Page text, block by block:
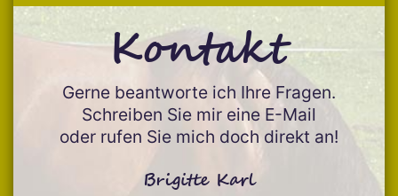
Kontakt
Gerne beantworte ich Ihre Fragen.
Schreiben Sie mir eine E-Mail
oder rufen Sie mich doch direkt an!
Brigitte Karl